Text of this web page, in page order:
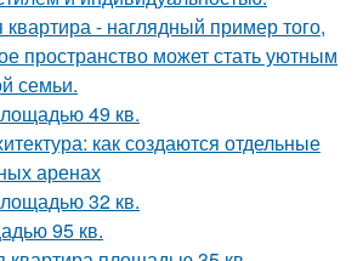
- наглядный пример того,
пространство может стать уютным
семьи.
49 кв.
как создаются отдельные
аренах
32 кв.
95 кв.